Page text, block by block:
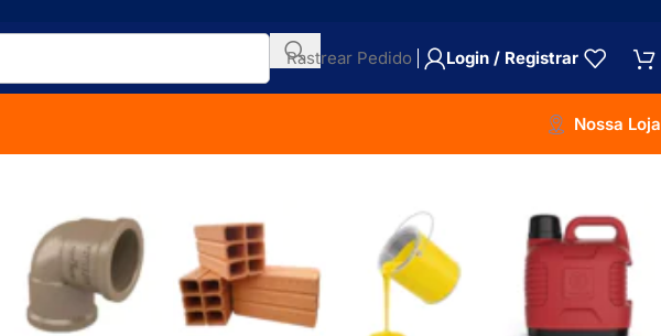
Rastrear Pedido Login / Registrar
Nossa Loja